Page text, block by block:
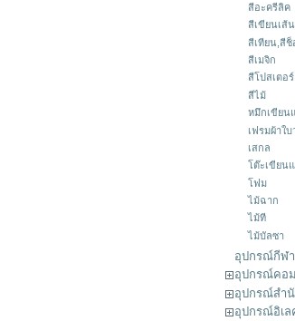
สีอะครีลิค
สีเขียนเส้น
สีเทียน,สีช็
สีเมจิก
สีโปสเตอร์
สีไม้
หมึกเขียน
เฟรมผ้าใบ
เสกล
โต๊ะเขียน
โฟม
ไม้ฉาก
ไม้ที
ไม้บัลซา
อุปกรณ์กีฬา
อุปกรณ์คอ
อุปกรณ์สำ
อุปกรณ์อิเ